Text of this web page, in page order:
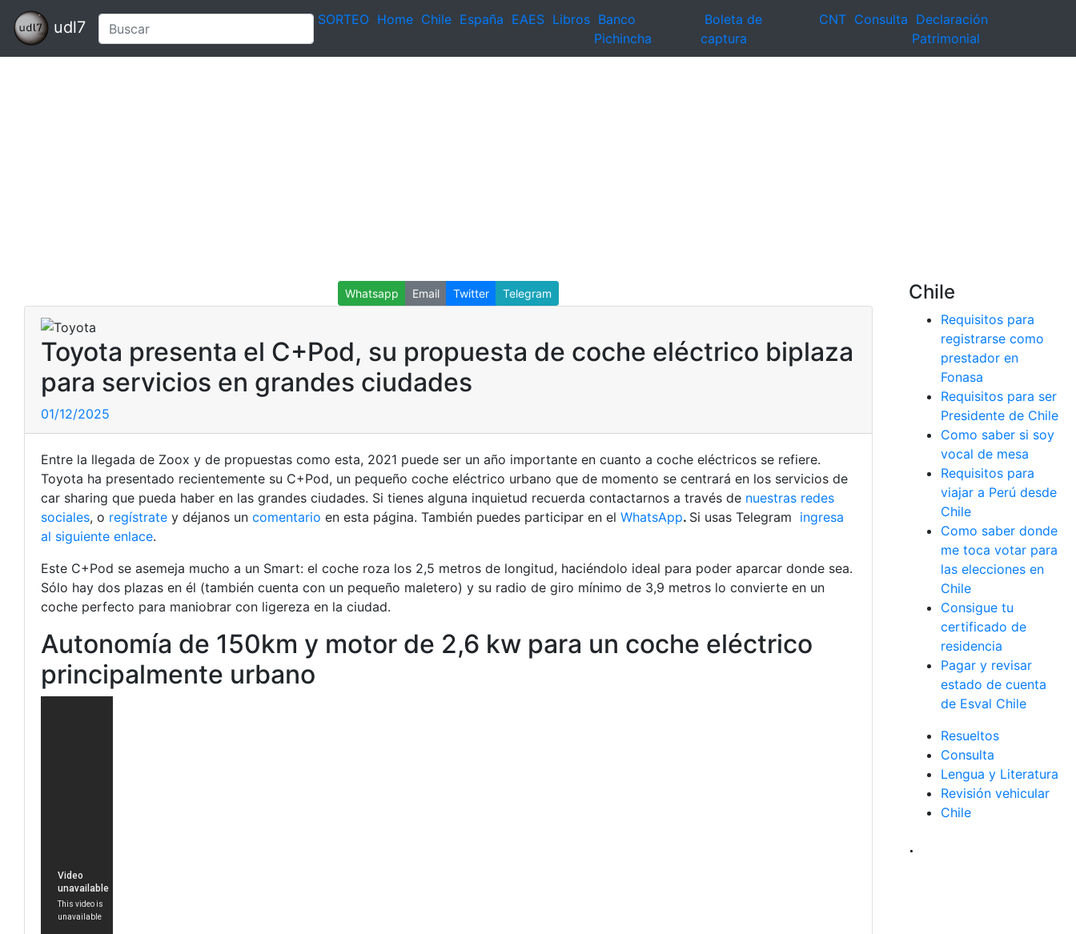
udl7 SORTEO Home Chile España EAES Libros Banco
Pichincha
Boleta de
captura
CNT Consulta Declaración
Patrimonial
Whatsapp Email Twitter Telegram
Toyota presenta el C+Pod, su propuesta de coche eléctrico biplaza
para servicios en grandes ciudades
01/12/2025
Entre la llegada de Zoox y de propuestas como esta, 2021 puede ser un año importante en cuanto a coche eléctricos se refiere.
Toyota ha presentado recientemente su C+Pod, un pequeño coche eléctrico urbano que de momento se centrará en los servicios de
car sharing que pueda haber en las grandes ciudades. Si tienes alguna inquietud recuerda contactarnos a través de nuestras redes
sociales, o regístrate y déjanos un comentario en esta página. También puedes participar en el WhatsApp. Si usas Telegram ingresa
al siguiente enlace.
Este C+Pod se asemeja mucho a un Smart: el coche roza los 2,5 metros de longitud, haciéndolo ideal para poder aparcar donde sea.
Sólo hay dos plazas en él (también cuenta con un pequeño maletero) y su radio de giro mínimo de 3,9 metros lo convierte en un
coche perfecto para maniobrar con ligereza en la ciudad.
Autonomía de 150km y motor de 2,6 kw para un coche eléctrico
principalmente urbano
Chile
Requisitos para
registrarse como
prestador en
Fonasa
Requisitos para ser
Presidente de Chile
Como saber si soy
vocal de mesa
Requisitos para
viajar a Perú desde
Chile
Como saber donde
me toca votar para
las elecciones en
Chile
Consigue tu
certificado de
residencia
Pagar y revisar
estado de cuenta
de Esval Chile
Resueltos
Consulta
Lengua y Literatura
Revisión vehicular
Chile
.